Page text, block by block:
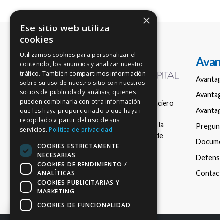
Empresa de asesoramiento financiero
nacional en fondos de inversión,
registrada con el número 150 en la
Comisión Nacional del Mercado de
Valores (CNMV).
×
Ese sitio web utiliza
cookies
Utilizamos cookies para personalizar el
contenido, los anuncios y analizar nuestro
tráfico. También compartimos información
sobre su uso de nuestro sitio con nuestros
socios de publicidad y análisis, quienes
pueden combinarla con otra información
que les haya proporcionado o que hayan
recopilado a partir del uso de sus
servicios. Política de privacidad
COOKIES ESTRICTAMENTE
NECESARIAS
COOKIES DE RENDIMIENTO /
ANALÍTICAS
COOKIES PUBLICITARIAS Y
MARKETING
COOKIES DE FUNCIONALIDAD